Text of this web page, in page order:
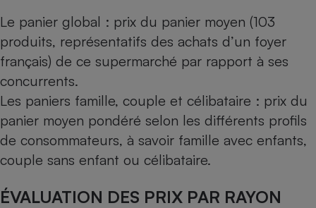
Le panier global : prix du panier moyen (103
produits, représentatifs des achats d’un foyer
français) de ce supermarché par rapport à ses
concurrents.
Les paniers famille, couple et célibataire : prix du
panier moyen pondéré selon les différents profils
de consommateurs, à savoir famille avec enfants,
couple sans enfant ou célibataire.
ÉVALUATION DES PRIX PAR RAYON